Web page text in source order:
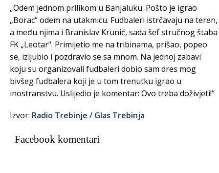
„Odem jednom prilikom u Banjaluku. Pošto je igrao
„Borac“ odem na utakmicu. Fudbaleri istrčavaju na teren,
a među njima i Branislav Krunić, sada šef stručnog štaba
FK „Leotar“. Primijetio me na tribinama, prišao, popeo
se, izljubio i pozdravio se sa mnom. Na jednoj zabavi
koju su organizovali fudbaleri dobio sam dres mog
bivšeg fudbalera koji je u tom trenutku igrao u
inostranstvu. Uslijedio je komentar: Ovo treba doživjeti!“
Izvor: Radio Trebinje / Glas Trebinja
Facebook komentari